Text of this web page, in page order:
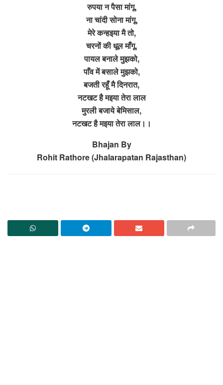
रुपया न पैसा मांगू,
ना चांदी सोना मांगू,
मेरे कन्हइया मै तो,
चरनों की धूल माँगू,
पायल बनाले मुझको,
पाँव में बसाले मुझको,
बजती रहूँ मै दिनरात,
नटखट है मइया तेरा लाल
मुरली बजाये बेमिसाल,
नटखट है मइया तेरा लाल।।
Bhajan By
Rohit Rathore (Jhalarapatan Rajasthan)